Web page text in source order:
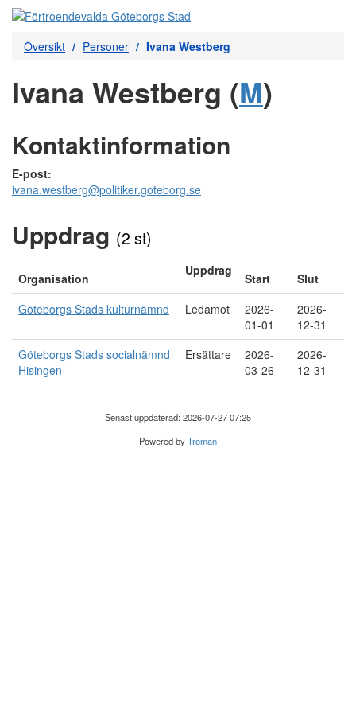
Översikt Personer Ivana Westberg
Ivana Westberg (M)
Kontaktinformation
E-post:
ivana.westberg@politiker.goteborg.se
Uppdrag (2 st)
Organisation
Uppdrag
Start
Slut
Göteborgs Stads kulturnämnd
Ledamot
2026-
01-01
2026-
12-31
Göteborgs Stads socialnämnd
Hisingen
Ersättare
2026-
03-26
2026-
12-31
Senast uppdaterad: 2026-07-27 07:25
Powered byTroman